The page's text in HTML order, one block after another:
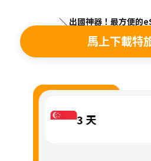
＼ 出國神器！最方便的
馬上下載特
3 天